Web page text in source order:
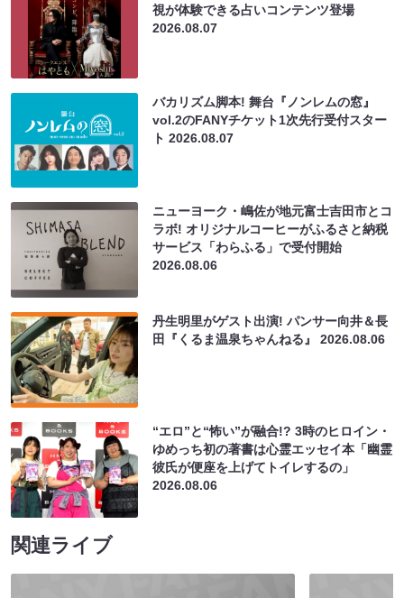
視が体験できる占いコンテンツ登場
2026.08.07
バカリズム脚本! 舞台『ノンレムの窓』
vol.2のFANYチケット1次先行受付スター
ト2026.08.07
ニューヨーク・嶋佐が地元富士吉田市とコ
ラボ! オリジナルコーヒーがふるさと納税
サービス「わらふる」で受付開始
2026.08.06
丹生明里がゲスト出演! パンサー向井＆長
田『くるま温泉ちゃんねる』2026.08.06
“エロ”と“怖い”が融合!? 3時のヒロイン・
ゆめっち初の著書は心霊エッセイ本「幽霊
彼氏が便座を上げてトイレするの」
2026.08.06
関連ライブ